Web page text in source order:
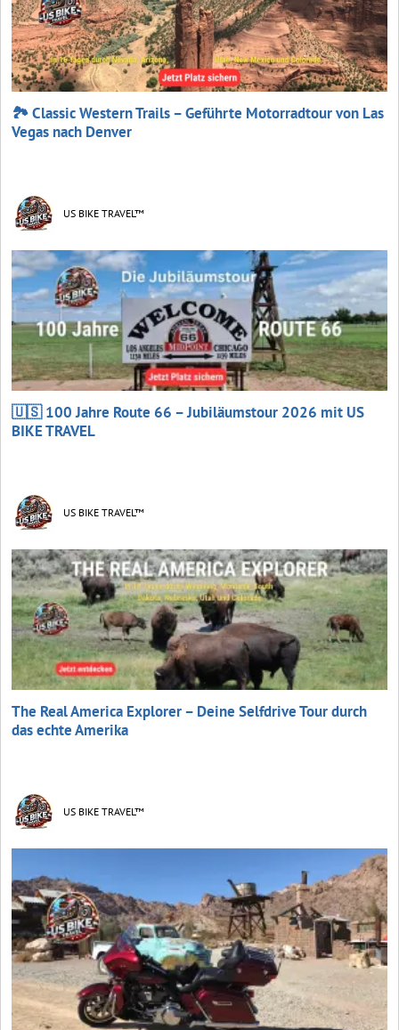
🏞️ Classic Western Trails – Geführte Motorradtour von Las
Vegas nach Denver
US BIKE TRAVEL™
🇺🇸 100 Jahre Route 66 – Jubiläumstour 2026 mit US
BIKE TRAVEL
US BIKE TRAVEL™
The Real America Explorer – Deine Selfdrive Tour durch
das echte Amerika
US BIKE TRAVEL™